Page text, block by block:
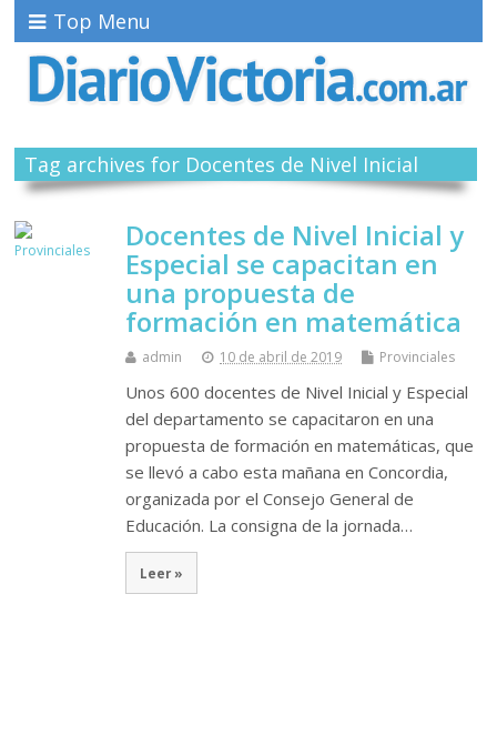
Top Menu
Tag archives for Docentes de Nivel Inicial
Docentes de Nivel Inicial y
Especial se capacitan en
una propuesta de
formación en matemática
admin 10 de abril de 2019 Provinciales
Unos 600 docentes de Nivel Inicial y Especial
del departamento se capacitaron en una
propuesta de formación en matemáticas, que
se llevó a cabo esta mañana en Concordia,
organizada por el Consejo General de
Educación. La consigna de la jornada…
Leer »